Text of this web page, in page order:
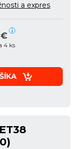
a expres
€
4 ks